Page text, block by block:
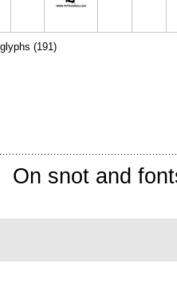
(191)
On snot and